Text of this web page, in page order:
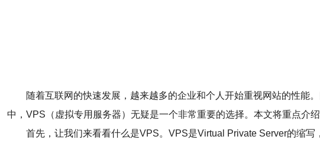
随着互联网的快速发展，越来越多的企业和个人开始重视网站的性能
中，VPS（虚拟专用服务器）无疑是一个非常重要的选择。本文将重点介
首先，让我们来看看什么是VPS。VPS是Virtual Private Server的缩